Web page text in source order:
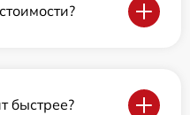
быстрее?